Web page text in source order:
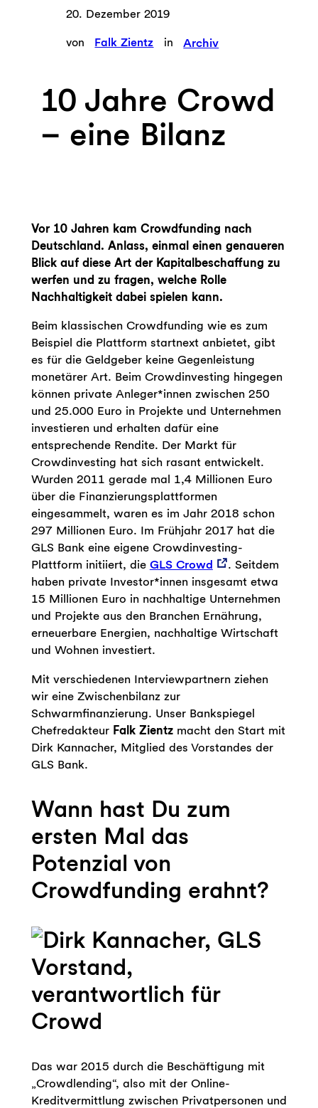
20. Dezember 2019
von Falk Zientz in Archiv
10 Jahre Crowd
– eine Bilanz
Vor 10 Jahren kam Crowdfunding nach
Deutschland. Anlass, einmal einen genaueren
Blick auf diese Art der Kapitalbeschaffung zu
werfen und zu fragen, welche Rolle
Nachhaltigkeit dabei spielen kann.
Beim klassischen Crowdfunding wie es zum
Beispiel die Plattform startnext anbietet, gibt
es für die Geldgeber keine Gegenleistung
monetärer Art. Beim Crowdinvesting hingegen
können private Anleger*innen zwischen 250
und 25.000 Euro in Projekte und Unternehmen
investieren und erhalten dafür eine
entsprechende Rendite. Der Markt für
Crowdinvesting hat sich rasant entwickelt.
Wurden 2011 gerade mal 1,4 Millionen Euro
über die Finanzierungsplattformen
eingesammelt, waren es im Jahr 2018 schon
297 Millionen Euro. Im Frühjahr 2017 hat die
GLS Bank eine eigene Crowdinvesting-
Plattform initiiert, die GLS Crowd
. Seitdem
haben private Investor*innen insgesamt etwa
15 Millionen Euro in nachhaltige Unternehmen
und Projekte aus den Branchen Ernährung,
erneuerbare Energien, nachhaltige Wirtschaft
und Wohnen investiert.
Mit verschiedenen Interviewpartnern ziehen
wir eine Zwischenbilanz zur
Schwarmfinanzierung. Unser Bankspiegel
Chefredakteur Falk Zientzmacht den Start mit
Dirk Kannacher, Mitglied des Vorstandes der
GLS Bank.
Wann hast Du zum
ersten Mal das
Potenzial von
Crowdfunding erahnt?
Das war 2015 durch die Beschäftigung mit
„Crowdlending“, also mit der Online-
Kreditvermittlung zwischen Privatpersonen und